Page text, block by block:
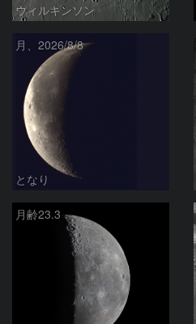
ウィルキンソン
月、2026/8/8
となり
月齢23.3